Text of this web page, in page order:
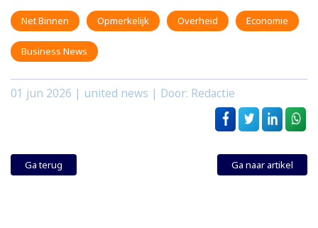
Net Binnen Opmerkelijk Overheid Economie
Business News
01 jun 2026 | united news | Door: Redactie
Ga terug Ga naar artikel